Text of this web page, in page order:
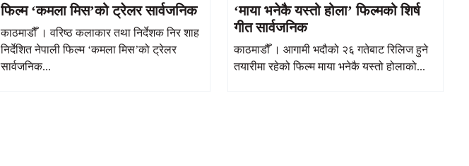
फिल्म ‘कमला मिस’को ट्रेलर सार्वजनिक
काठमाडौँ । वरिष्ठ कलाकार तथा निर्देशक निर शाह
निर्देशित नेपाली फिल्म ‘कमला मिस’को ट्रेलर
सार्वजनिक...
‘माया भनेकै यस्तो होला’ फिल्मको शिर्ष
गीत सार्वजनिक
काठमाडौँ । आगामी भदौको २६ गतेबाट रिलिज हुने
तयारीमा रहेको फिल्म माया भनेकै यस्तो होलाको...